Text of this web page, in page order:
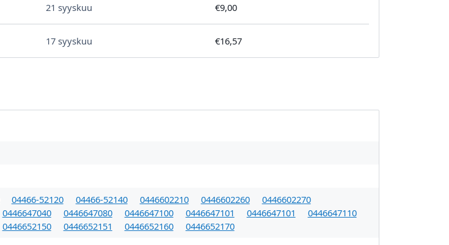
21 syyskuu €9,00
17 syyskuu €16,57
04466-52120 04466-52140 0446602210 0446602260
0446602270
0446647040 0446647080 0446647100 0446647101 0446647101
0446647110
0446652150 0446652151 0446652160 0446652170